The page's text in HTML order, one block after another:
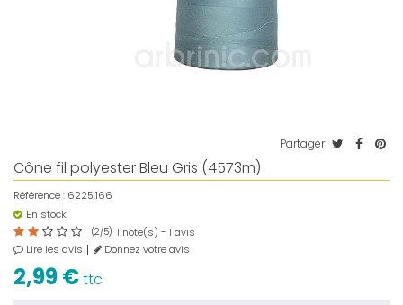
Partager
Cône fil polyester Bleu Gris (4573m)
Référence : 6225.166
En stock
(2/5) 1 note(s) - 1 avis
Lire les avis
Donnez votre avis
2,99 €ttc